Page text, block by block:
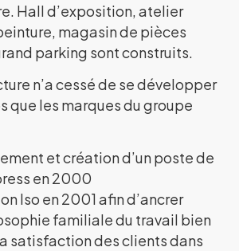
Hall d’exposition, atelier
magasin de pièces
parking sont construits.
n’a cessé de se développer
que les marques du groupe
et création d’un poste de
en 2000
Iso en 2001 afin d’ancrer
familiale du travail bien
satisfaction des clients dans